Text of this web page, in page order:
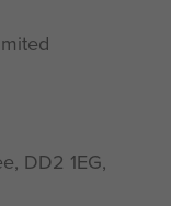
DD2 1EG,